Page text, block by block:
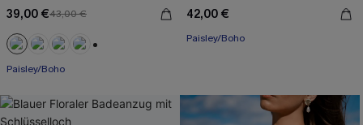
39,00 €43,00 €
Paisley/Boho
42,00 €
Paisley/Boho